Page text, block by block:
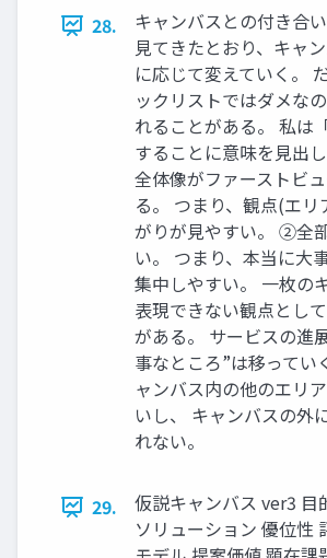
28.
キャンバスとの付き合
⾒てきたとおり、キャ
に応じて変えていく。
ックリストではダメな
れることがある。 私は
することに意味を⾒出
全体像がファーストビ
る。 つまり、観点(エリ
がりが⾒やすい。 ②全
い。 つまり、本当に⼤
集中しやすい。 ⼀枚の
表現できない観点として
がある。 サービスの進
事なところ”は移ってい
ャンバス内の他のエリ
いし、 キャンバスの外
れない。
29.
仮説キャンバス ver3 ⽬
ソリューション 優位性